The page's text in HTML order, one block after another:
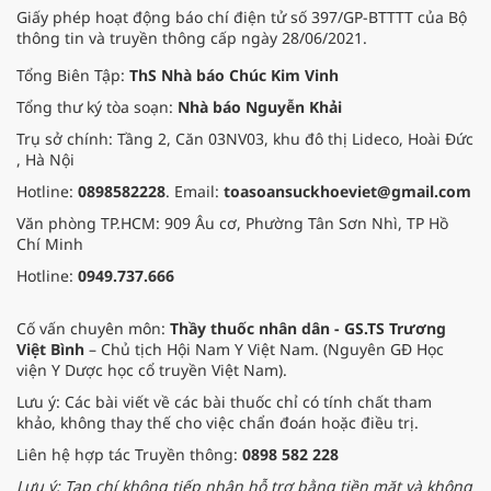
Giấy phép hoạt động báo chí điện tử số 397/GP-BTTTT của Bộ
thông tin và truyền thông cấp ngày 28/06/2021.
Tổng Biên Tập: ThS Nhà báo Chúc Kim Vinh
Tổng thư ký tòa soạn: Nhà báo Nguyễn Khải
Trụ sở chính: Tầng 2, Căn 03NV03, khu đô thị Lideco, Hoài Đức
, Hà Nội
Hotline: 0898582228. Email: toasoansuckhoeviet@gmail.com
Văn phòng TP.HCM: 909 Âu cơ, Phường Tân Sơn Nhì, TP Hồ
Chí Minh
Hotline: 0949.737.666
Cố vấn chuyên môn: Thầy thuốc nhân dân - GS.TS Trương
Việt Bình – Chủ tịch Hội Nam Y Việt Nam. (Nguyên GĐ Học
viện Y Dược học cổ truyền Việt Nam).
Lưu ý: Các bài viết về các bài thuốc chỉ có tính chất tham
khảo, không thay thế cho việc chẩn đoán hoặc điều trị.
Liên hệ hợp tác Truyền thông: 0898 582 228
Lưu ý: Tạp chí không tiếp nhận hỗ trợ bằng tiền mặt và không